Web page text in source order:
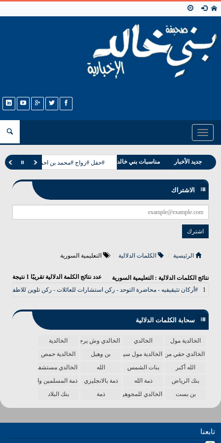
Toggle
navigation
جديد الأخبار
وفيات بني خالد
مناسبات بني خالد #حفل #زواج #محمد بن احمد بن عيسى
الاشتراك
الرئيسية الكلمات الدلالية التعليمية السورية
نتائج الكلمات الدلالية : التعليمية السورية عدد نتائج الكلمة الدلالية تقريبًا 1 نتيجة
1
#أركان تثيقيفيه - محاضرة التوحد - ركن استشارات للعائلات - ركن تلوين للاطفال -
سحابة الكلمات الدلالية
الخالدية مول الخالدي الخالدي وش يرجع
الخالدية
الخالدي حقي من الدنياالخالدية مول سينما بن وهيل
الخالدية حمص
الله أكبر
بنات الشمس الله
الخالدي مستشفى
بنك الرياض
ذمة الله ذمة بالانجليزي
ذمة المسلمين واحدة
بن بست
الخالدي للمجوهرات ذمة بنك البلاد
تابعنا